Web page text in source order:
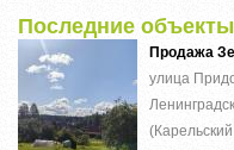
Последние объекты
Продажа
улица